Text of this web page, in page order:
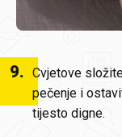
9. Cvjetove
pečenje i
tijesto digne.